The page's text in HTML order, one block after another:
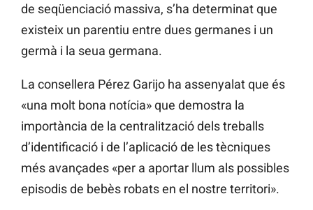
de seqüenciació massiva, s’ha determinat que
existeix un parentiu entre dues germanes i un
germà i la seua germana.
La consellera Pérez Garijo ha assenyalat que és
«una molt bona notícia» que demostra la
importància de la centralització dels treballs
d’identificació i de l’aplicació de les tècniques
més avançades «per a aportar llum als possibles
episodis de bebès robats en el nostre territori».